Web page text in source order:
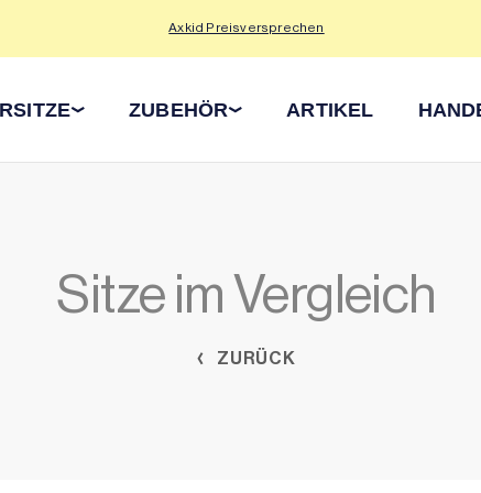
Axkid Preisversprechen
ZUBEHÖR ARTIKEL
Sitze im Vergleich
ZURÜCK